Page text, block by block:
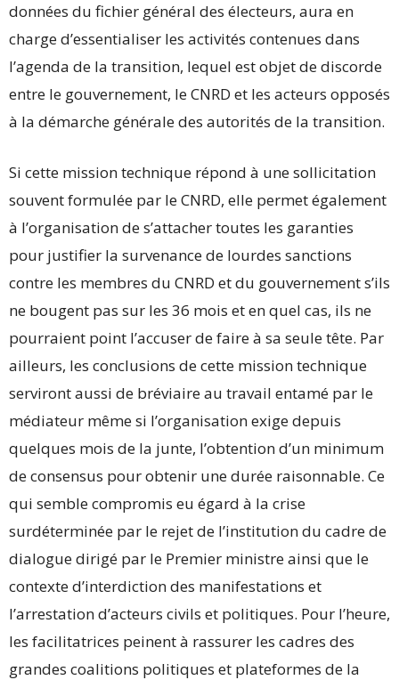
données du fichier général des électeurs, aura en
charge d’essentialiser les activités contenues dans
l’agenda de la transition, lequel est objet de discorde
entre le gouvernement, le CNRD et les acteurs opposés
à la démarche générale des autorités de la transition.
Si cette mission technique répond à une sollicitation
souvent formulée par le CNRD, elle permet également
à l’organisation de s’attacher toutes les garanties
pour justifier la survenance de lourdes sanctions
contre les membres du CNRD et du gouvernement s’ils
ne bougent pas sur les 36 mois et en quel cas, ils ne
pourraient point l’accuser de faire à sa seule tête. Par
ailleurs, les conclusions de cette mission technique
serviront aussi de bréviaire au travail entamé par le
médiateur même si l’organisation exige depuis
quelques mois de la junte, l’obtention d’un minimum
de consensus pour obtenir une durée raisonnable. Ce
qui semble compromis eu égard à la crise
surdéterminée par le rejet de l’institution du cadre de
dialogue dirigé par le Premier ministre ainsi que le
contexte d’interdiction des manifestations et
l’arrestation d’acteurs civils et politiques. Pour l’heure,
les facilitatrices peinent à rassurer les cadres des
grandes coalitions politiques et plateformes de la